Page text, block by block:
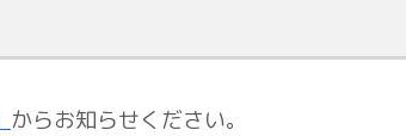
からお知らせください。